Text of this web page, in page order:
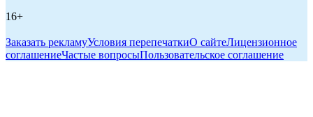
16+
Заказать рекламуУсловия перепечаткиО сайтеЛицензионное
соглашениеЧастые вопросыПользовательское соглашение